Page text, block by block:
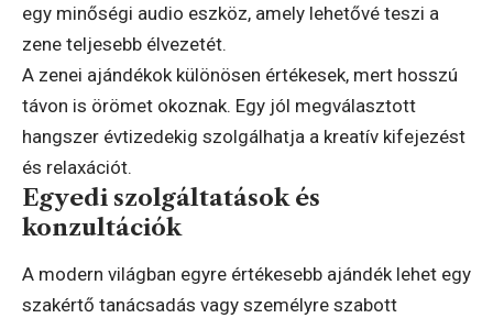
egy minőségi audio eszköz, amely lehetővé teszi a
zene teljesebb élvezetét.
A zenei ajándékok különösen értékesek, mert hosszú
távon is örömet okoznak. Egy jól megválasztott
hangszer évtizedekig szolgálhatja a kreatív kifejezést
és relaxációt.
Egyedi szolgáltatások és
konzultációk
A modern világban egyre értékesebb ajándék lehet egy
szakértő tanácsadás vagy személyre szabott